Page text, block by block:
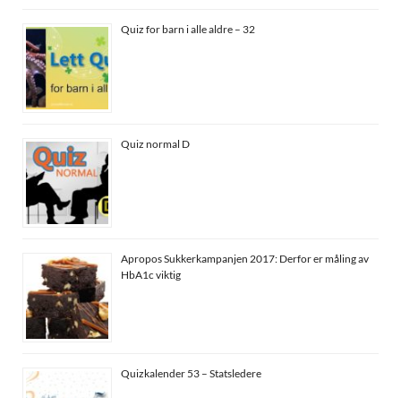
Quiz for barn i alle aldre – 32
Quiz normal D
Apropos Sukkerkampanjen 2017: Derfor er måling av
HbA1c viktig
Quizkalender 53 – Statsledere